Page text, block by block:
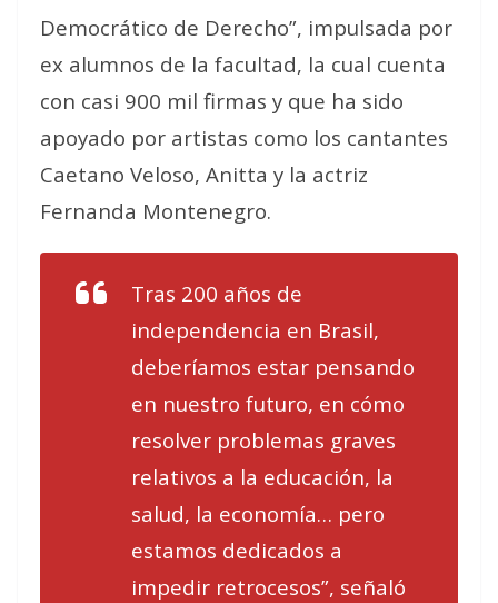
Democrático de Derecho”, impulsada por
ex alumnos de la facultad, la cual cuenta
con casi 900 mil firmas y que ha sido
apoyado por artistas como los cantantes
Caetano Veloso, Anitta y la actriz
Fernanda Montenegro.
Tras 200 años de
independencia en Brasil,
deberíamos estar pensando
en nuestro futuro, en cómo
resolver problemas graves
relativos a la educación, la
salud, la economía… pero
estamos dedicados a
impedir retrocesos”, señaló